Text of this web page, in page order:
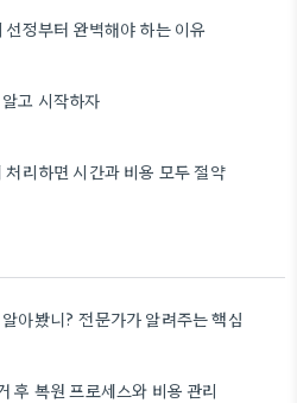
정부터 완벽해야 하는 이유
고 시작하자
리하면 시간과 비용 모두 절약
아봤니? 전문가가 알려주는 핵심
후 복원 프로세스와 비용 관리